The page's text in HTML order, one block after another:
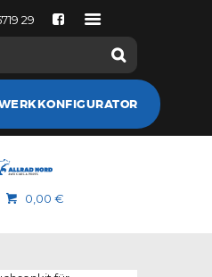
29
0,00 €